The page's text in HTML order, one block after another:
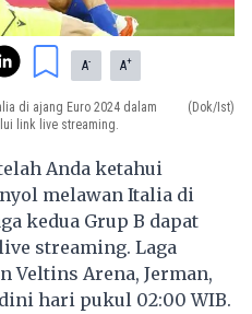
A- A+
di ajang Euro 2024 dalam
link live streaming.
(Dok/Ist)
Anda ketahui
melawan Italia di
kedua Grup B dapat
streaming. Laga
Veltins Arena, Jerman,
dini hari pukul 02:00 WIB.